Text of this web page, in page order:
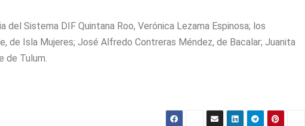
Sistema DIF Quintana Roo, Verónica Lezama Espinosa; los
de Isla Mujeres; José Alfredo Contreras Méndez, de Bacalar; Juanita
de Tulum.